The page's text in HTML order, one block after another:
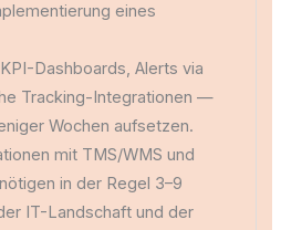
eines
Dashboards, Alerts via
Tracking-Integrationen —
Wochen aufsetzen.
mit TMS/WMS und
in der Regel 3–9
IT-Landschaft und der